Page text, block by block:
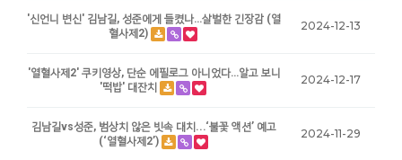
'신언니 변신' 김남길, 성준에게 들켰나…살벌한 긴장감 (열
혈사제2)
2024-12-13
'열혈사제2' 쿠키영상, 단순 에필로그 아니었다…알고 보니
'떡밥' 대잔치
2024-12-17
김남길vs성준, 범상치 않은 빗속 대치...‘불꽃 액션’ 예고
(‘열혈사제2’)
2024-11-29